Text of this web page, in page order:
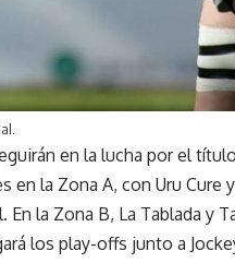
en la lucha por el
en la Zona A, con Uru Cure
la Zona B, La Tablada y
los play-offs junto a